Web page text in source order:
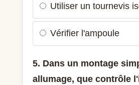
Utiliser un tournevis
Vérifier l'ampoule
5. Dans un montage
allumage, que contrôle